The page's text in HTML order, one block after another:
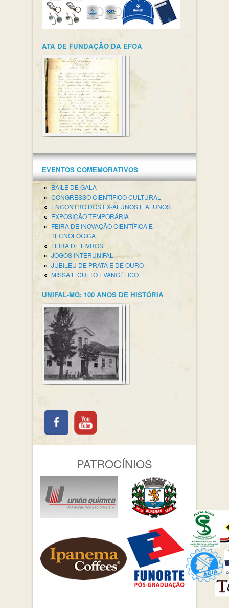
ATA DE FUNDAÇÃO DA EFOA
EVENTOS COMEMORATIVOS
BAILE DE GALA
CONGRESSO CIENTÍFICO CULTURAL
ENCONTRO DOS EX-ALUNOS E ALUNOS
EXPOSIÇÃO TEMPORÁRIA
FEIRA DE INOVAÇÃO CIENTÍFICA E
TECNOLÓGICA
FEIRA DE LIVROS
JOGOS INTERUNIFAL
JUBILEU DE PRATA E DE OURO
MISSA E CULTO EVANGÉLICO
UNIFAL-MG: 100 ANOS DE HISTÓRIA
PATROCÍNIOS